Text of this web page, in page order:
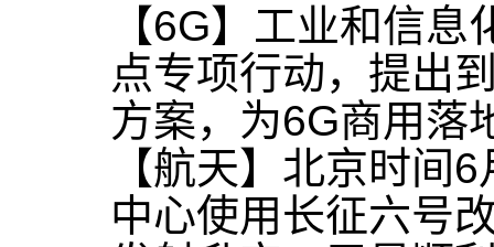
【6G】工业和信
点专项行动，提出
方案，为6G商用落
【航天】北京时间
中心使用长征六号